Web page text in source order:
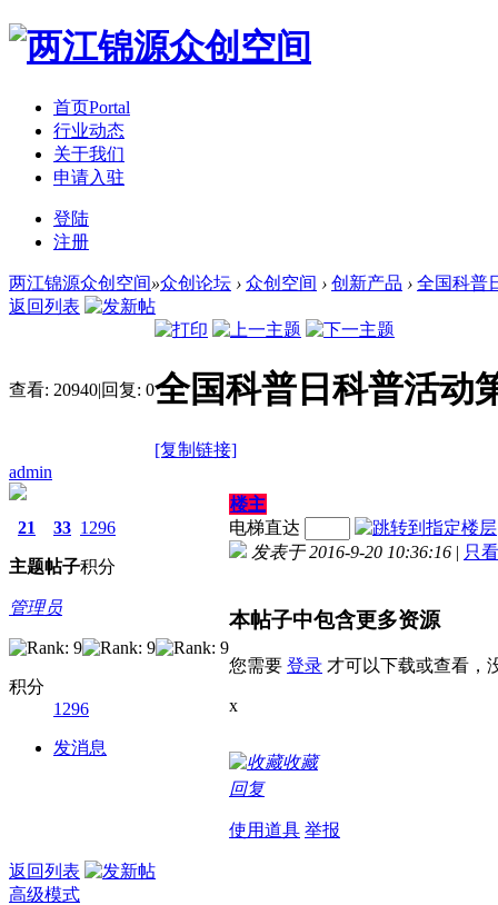
首页Portal
行业动态
关于我们
申请入驻
登陆
注册
两江锦源众创空间»众创论坛 › 众创空间 › 创新产品 › 全国科普
返回列表
查看: 20940|回复: 0全国科普日科普活动
[复制链接]
admin
21
主题
33
帖子
1296
积分
管理员
积分
1296
发消息
楼主
电梯直达
发表于 2016-9-20 10:36:16 | 只
本帖子中包含更多资源
您需要 登录 才可以下载或查看，
x
收藏
回复
使用道具 举报
返回列表
高级模式